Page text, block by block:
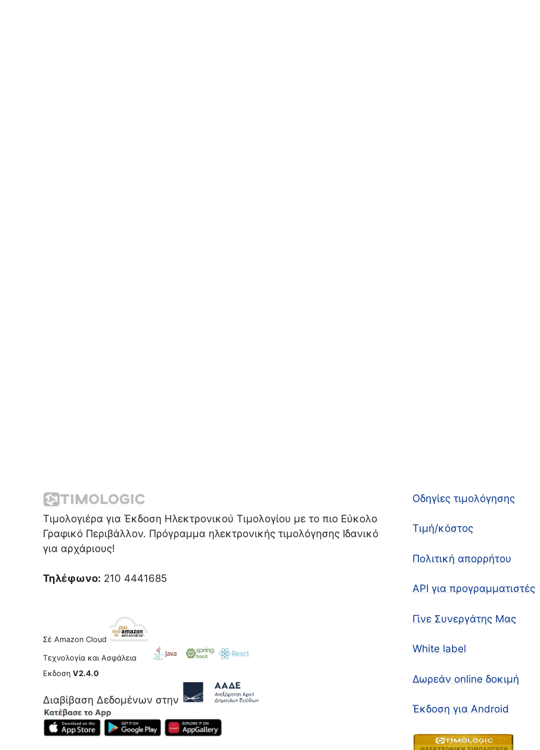
Τιμολογιέρα για Έκδοση Ηλεκτρονικού Τιμολογίου με το πιο Εύκολο
Γραφικό Περιβάλλον. Πρόγραμμα ηλεκτρονικής τιμολόγησης Ιδανικό
για αρχάριους!
Τηλέφωνο: 210 4441685
Σέ Amazon Cloud
Τεχνολογία και Ασφάλεια
Εκδοση V2.4.0
Διαβίβαση Δεδομένων στην
Οδηγίες τιμολόγησης
Τιμή/κόστος
Πολιτική απορρήτου
API για προγραμματιστές
Γίνε Συνεργάτης Μας
White label
Δωρεάν online δοκιμή
Έκδοση για Android